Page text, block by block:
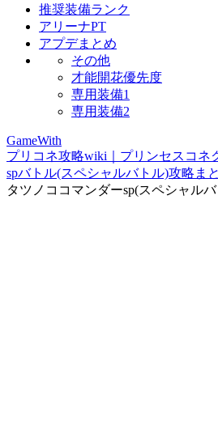
推奨装備ランク
アリーナPT
アプデまとめ
その他
才能開花優先度
専用装備1
専用装備2
GameWith
プリコネ攻略wiki｜プリンセスコネ
spバトル(スペシャルバトル)攻略ま
タツノココマンダーsp(スペシャル